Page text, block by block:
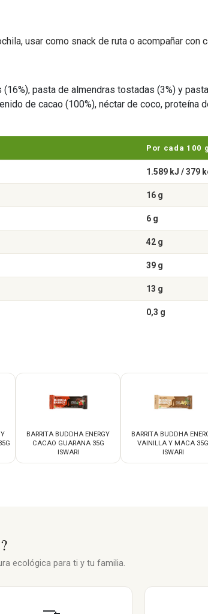
usar como snack de ruta o acompañar con
pasta de almendras tostadas (3%) y
de cacao (100%), néctar de coco,
Por cada 100 g
1.589 kJ / 379
16 g
6 g
42 g
39 g
13 g
0,3 g
BARRITA BUDDHA ENERGY
CACAO GUARANA 35G
ISWARI
BARRITA BUDDHA
VAINILLA Y MACA 35G
ISWARI
ecológica para ti y tu familia.